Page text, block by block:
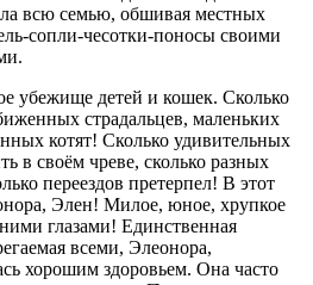
всю семью, обшивая местных
сопли-чесотки-поносы своими
убежище детей и кошек. Сколько
страдальцев, маленьких
котят! Сколько удивительных
в своём чреве, сколько разных
переездов претерпел! В этот
Элен! Милое, юное, хрупкое
глазами! Единственная
всеми, Элеонора,
хорошим здоровьем. Она часто